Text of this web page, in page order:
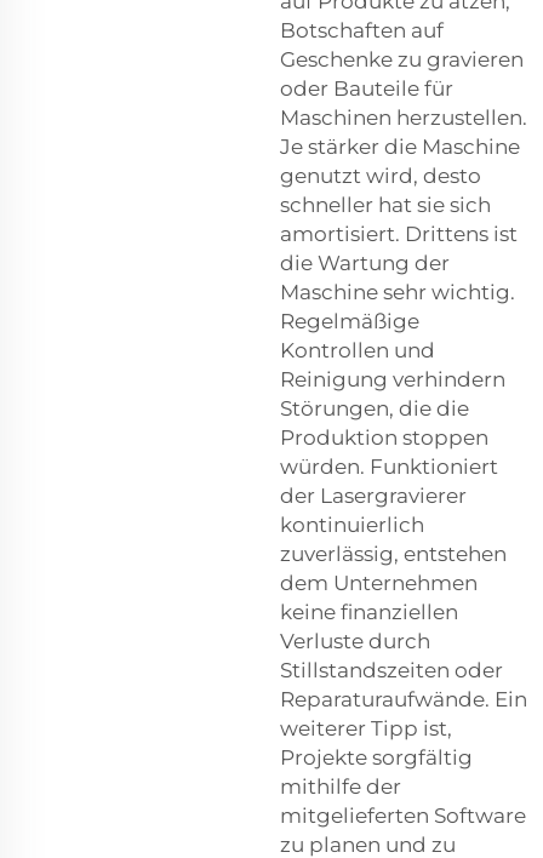
Botschaften auf
Geschenke zu gravieren
oder Bauteile für
Maschinen herzustellen.
Je stärker die Maschine
genutzt wird, desto
schneller hat sie sich
amortisiert. Drittens ist
die Wartung der
Maschine sehr wichtig.
Regelmäßige
Kontrollen und
Reinigung verhindern
Störungen, die die
Produktion stoppen
würden. Funktioniert
der Lasergravierer
kontinuierlich
zuverlässig, entstehen
dem Unternehmen
keine finanziellen
Verluste durch
Stillstandszeiten oder
Reparaturaufwände. Ein
weiterer Tipp ist,
Projekte sorgfältig
mithilfe der
mitgelieferten Software
zu planen und zu